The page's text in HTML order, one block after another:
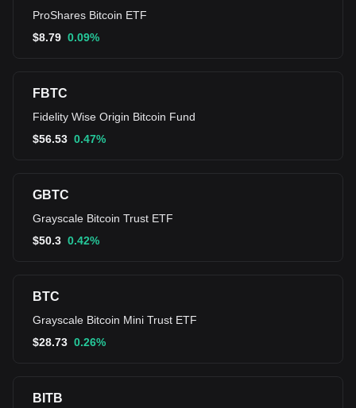
ProShares Bitcoin ETF
$8.79 0.09%
FBTC
Fidelity Wise Origin Bitcoin Fund
$56.53 0.47%
GBTC
Grayscale Bitcoin Trust ETF
$50.3 0.42%
BTC
Grayscale Bitcoin Mini Trust ETF
$28.73 0.26%
BITB